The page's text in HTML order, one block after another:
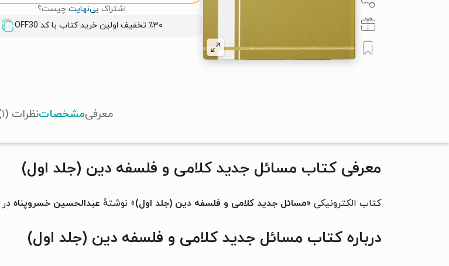
اشتراک بی‌نهایت چیست؟
٪۳۰ تخفیف اولین خرید کتاب با کد
OFF30
معرفیمشخصاتنظرات (۱)
معرفی کتاب مسائل جدید کلامی و فلسفه دین (جلد اول)
کتاب الکترونیکی «مسائل جدید کلامی و فلسفه دین (جلد اول)» نوشتهٔ عبدالحسین خسروپناه در
درباره کتاب مسائل جدید کلامی و فلسفه دین (جلد اول)